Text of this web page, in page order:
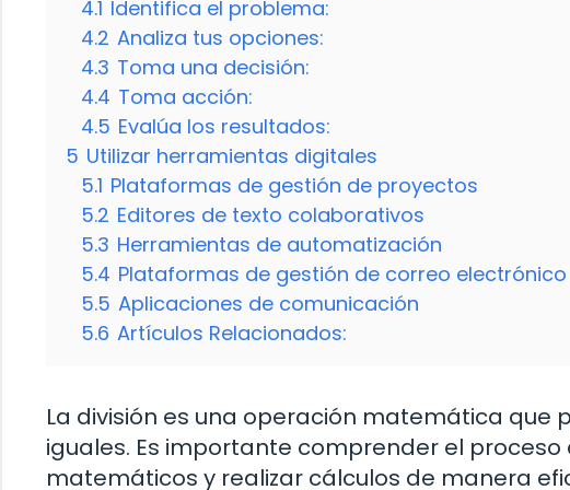
4.1 Identifica el problema:
4.2 Analiza tus opciones:
4.3 Toma una decisión:
4.4 Toma acción:
4.5 Evalúa los resultados:
5 Utilizar herramientas digitales
5.1 Plataformas de gestión de proyectos
5.2 Editores de texto colaborativos
5.3 Herramientas de automatización
5.4 Plataformas de gestión de correo electrónico
5.5 Aplicaciones de comunicación
5.6 Artículos Relacionados:
La división es una operación matemática
iguales. Es importante comprender el
matemáticos y realizar cálculos de manera